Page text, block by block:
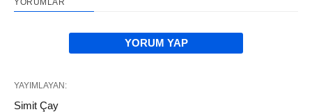
YORUMLAR
YORUM YAP
YAYIMLAYAN:
Simit Çay